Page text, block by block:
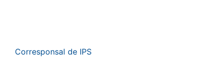
Corresponsal de IPS